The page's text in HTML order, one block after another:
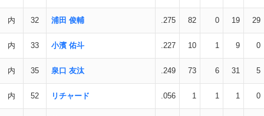
内 32 浦田 俊輔 .275 82 0 19 29
内 33 小濱 佑斗 .227 10 1 9 0
内 35 泉口 友汰 .249 73 6 31 5
内 52 リチャード .056 1 1 1 0